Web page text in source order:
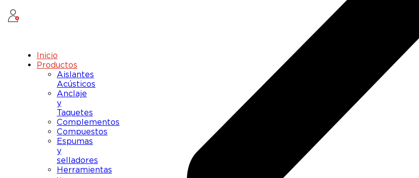
Inicio
Productos
Aislantes
Acústicos
Anclaje
y
Taquetes
Complementos
Compuestos
Espumas
y
selladores
Herramientas